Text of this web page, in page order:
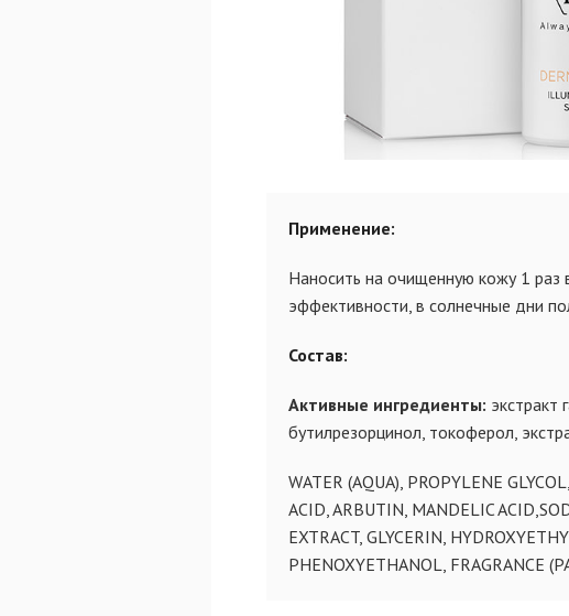
Применение:
Наносить на очищенную кожу 1 раз
эффективности, в солнечные дни
Состав:
Активные ингредиенты: экстракт
бутилрезорцинол, токоферол,
WATER (AQUA), PROPYLENE
ACID, ARBUTIN, MANDELIC
EXTRACT, GLYCERIN,
PHENOXYETHANOL, FRAGRANCE